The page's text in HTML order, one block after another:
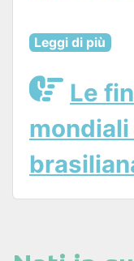
Leggi di più
Le